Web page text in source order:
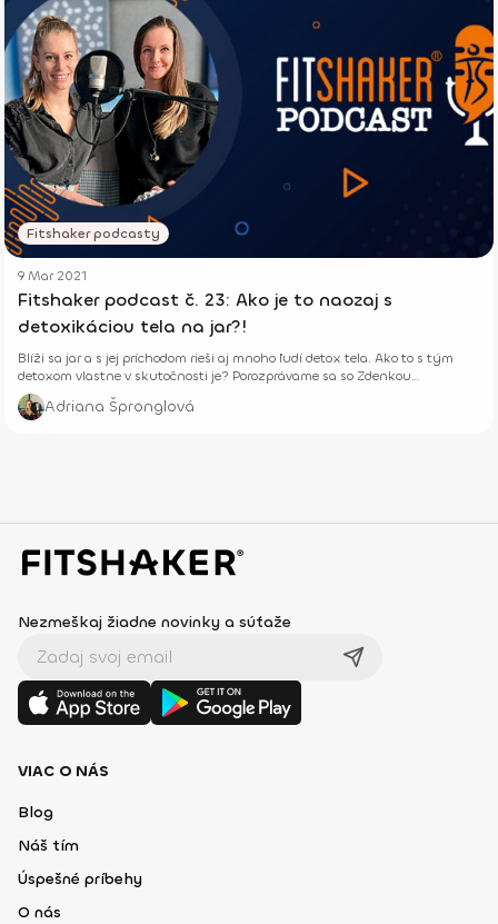
Fitshaker podcasty
9 Mar 2021
Fitshaker podcast č. 23: Ako je to naozaj s
detoxikáciou tela na jar?!
Blíži sa jar a s jej príchodom rieši aj mnoho ľudí detox tela. Ako to s tým
detoxom vlastne v skutočnosti je? Porozprávame sa so Zdenkou
Havettovou.
Adriana Špronglová
Nezmeškaj žiadne novinky a súťaže
VIAC O NÁS
Blog
Náš tím
Úspešné príbehy
O nás